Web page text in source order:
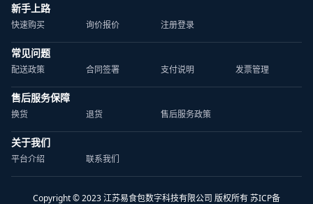
新手上路
快速购买 询价报价 注册登录
常见问题
配送政策 合同签署 支付说明 发票管理
售后服务保障
换货 退货 售后服务政策
关于我们
平台介绍 联系我们
Copyright © 2023 江苏易食包数字科技有限公司 版权所有 苏ICP备